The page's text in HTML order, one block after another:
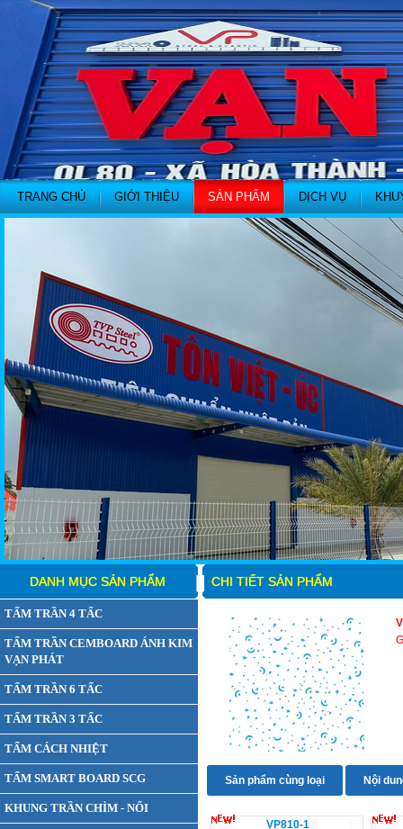
TRANG CHỦ GIỚI THIỆU SẢN PHẨM DỊCH VỤ
DANH MỤC SẢN PHẨM
TẤM TRẦN 4 TẤC
TẤM TRẦN CEMBOARD ÁNH KIM
VẠN PHÁT
TẤM TRẦN 6 TẤC
TẤM TRẦN 3 TẤC
TẤM CÁCH NHIỆT
TẤM SMART BOARD SCG
KHUNG TRẦN CHÌM - NỔI
CHI TIẾT SẢN PHẨM
Sản phẩm cùng loại Nội
VP810-1